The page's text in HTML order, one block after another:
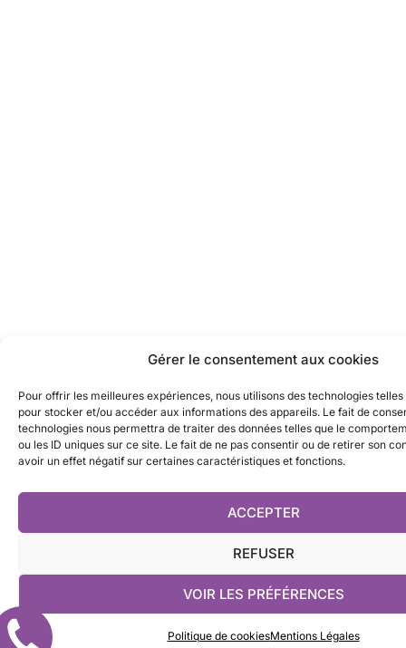
Gérer le consentement aux cookies
Pour offrir les meilleures expériences, nous utilisons des technologies
pour stocker et/ou accéder aux informations des appareils. Le fait de
technologies nous permettra de traiter des données telles que le
ou les ID uniques sur ce site. Le fait de ne pas consentir ou de retirer son
avoir un effet négatif sur certaines caractéristiques et fonctions.
ACCEPTER
REFUSER
VOIR LES PRÉFÉRENCES
Politique de cookiesMentions Légales
moi